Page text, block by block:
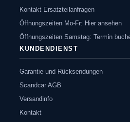
Kontakt Ersatzteilanfragen
Öffnungszeiten Mo-Fr: Hier ansehen
Öffnungszeiten Samstag: Termin
KUNDENDIENST
Garantie und Rücksendungen
Scandcar AGB
Versandinfo
Kontakt